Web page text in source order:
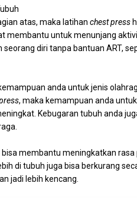
atas, maka latihan chest press
membantu untuk menunjang
diri tanpa bantuan ART,
anda untuk jenis
, maka kemampuan anda
Kebugaran tubuh anda
membantu meningkatkan rasa
di tubuh juga bisa berkurang
jadi lebih kencang.